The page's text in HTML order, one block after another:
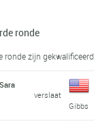
ronde
ronde zijn gekwalificeerd
Sara
verslaat
Gibbs